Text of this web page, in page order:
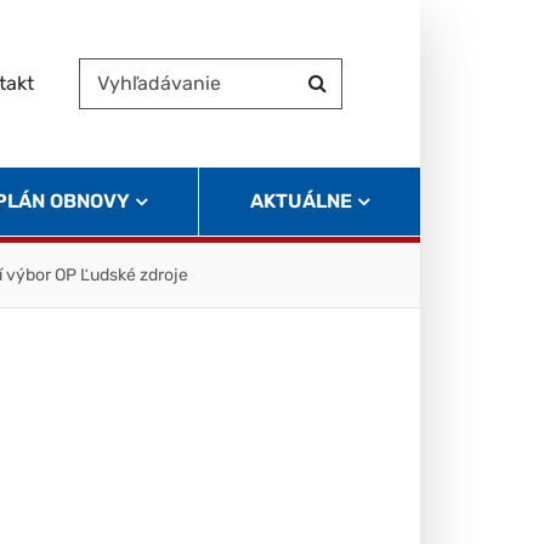
Vyhľadávanie
Hľadať
OBNOVY AKTUÁLNE
OP Ľudské zdroje